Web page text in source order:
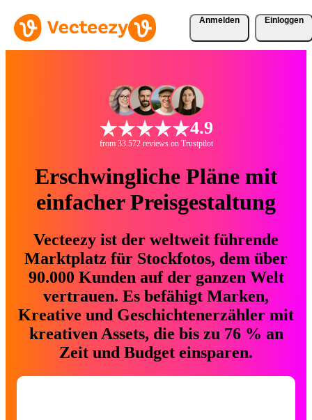
Anmelden Einloggen
4.9
from 33.572 reviews on Trustpilot
Erschwingliche Pläne mit
einfacher Preisgestaltung
Vecteezy ist der weltweit führende
Marktplatz für Stockfotos, dem über
90.000 Kunden auf der ganzen Welt
vertrauen. Es befähigt Marken,
Kreative und Geschichtenerzähler mit
kreativen Assets, die bis zu 76 % an
Zeit und Budget einsparen.